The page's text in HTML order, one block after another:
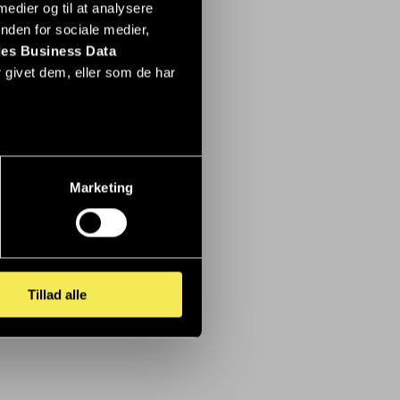
og til at analysere
for sociale medier,
Business Data
dem, eller som de har
Marketing
Tillad alle